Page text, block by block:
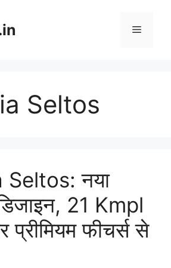
Menu
Seltos
नया
21 Kmpl
फीचर्स से